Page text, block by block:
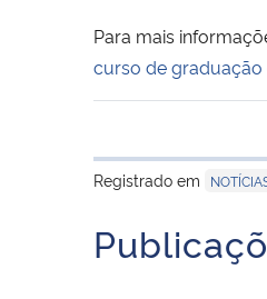
Para mais
curso de graduação
Registrado em